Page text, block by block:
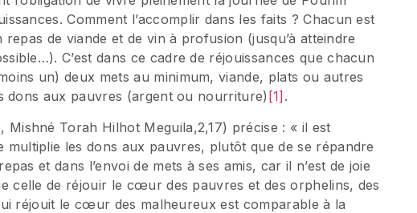
Comment l’accomplir dans les faits ? Chacun est
de viande et de vin à profusion (jusqu’à atteindre
C’est dans ce cadre de réjouissances que chacun
un) deux mets au minimum, viande, plats ou autres
dons aux pauvres (argent ou nourriture) [1] .
Mishné Torah Hilhot Meguila,2,17) précise : « il est
multiplie les dons aux pauvres, plutôt que de se répandre
et dans l’envoi de mets à ses amis, car il n’est de joie
celle de réjouir le cœur des pauvres et des orphelins, des
réjouit le cœur des malheureux est comparable à la